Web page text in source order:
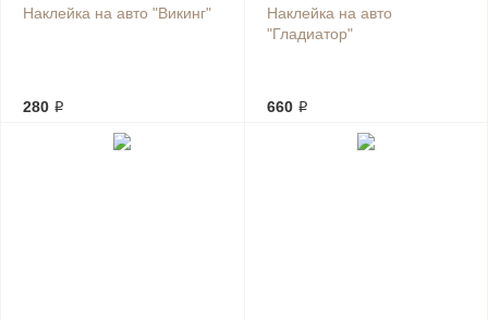
Наклейка на авто "Викинг"
280 ₽
Наклейка на авто
"Гладиатор"
660 ₽